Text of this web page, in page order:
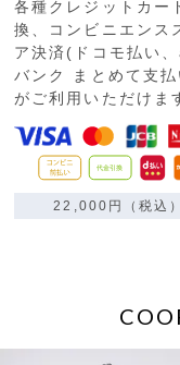
各種クレジットカー
換、コンビニエンス
ア決済(ドコモ払い
バンク まとめて支
がご利用いただけま
22,000円（税込